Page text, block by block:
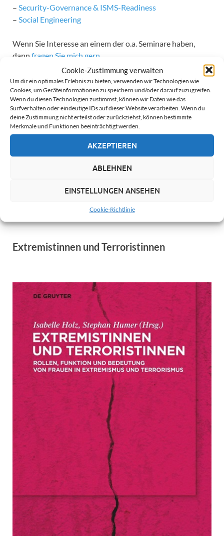
Cookie-Zustimmung verwalten
Um dir ein optimales Erlebnis zu bieten, verwenden wir Technologien wie
Cookies, um Geräteinformationen zu speichern und/oder darauf zuzugreifen.
Wenn du diesen Technologien zustimmst, können wir Daten wie das
Surfverhalten oder eindeutige IDs auf dieser Website verarbeiten. Wenn du
deine Zustimmung nicht erteilst oder zurückziehst, können bestimmte
Merkmale und Funktionen beeinträchtigt werden.
AKZEPTIEREN
ABLEHNEN
EINSTELLUNGEN ANSEHEN
Cookie-Richtlinie
– Security-Governance & ISMS-Readiness
– Social Engineering
Wenn Sie Interesse an einem der o.a. Seminare haben,
dann fragen Sie mich gern
Seminar offers for external
partners
Note: I currently offer the following seminars:
– Security-Governance & ISMS-Readiness
If you are interested in one of my seminars,
Extremistinnen und Terroristinnen